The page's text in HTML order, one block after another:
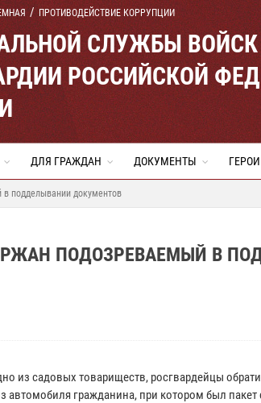
ПРОТИВОДЕЙСТВИЕ КОРРУПЦИИ
СЛУЖБЫ ВОЙСК
РОССИЙСКОЙ
ДЛЯ ГРАЖДАН ДОКУМЕНТЫ ГЕРОИ
подделывании документов
ПОДОЗРЕВАЕМЫЙ В
из садовых товариществ, росгвардейцы
автомобиля гражданина, при котором был